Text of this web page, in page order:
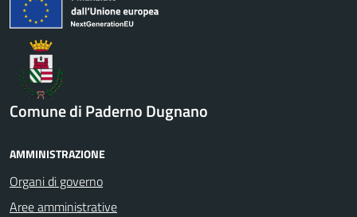
Comune di Paderno Dugnano
AMMINISTRAZIONE
Organi di governo
Aree amministrative